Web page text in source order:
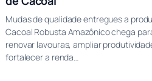
Mudas de qualidade entregues a
Cacoal Robusta Amazônico chega
renovar lavouras, ampliar
fortalecer a renda…